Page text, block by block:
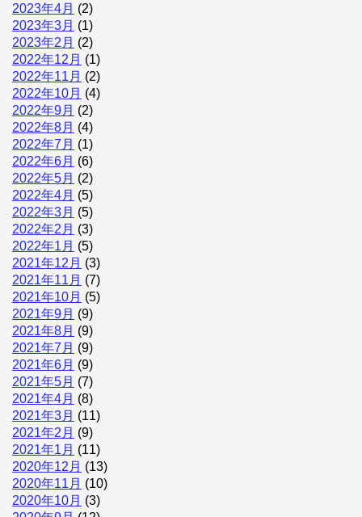
2023年4月 (2)
2023年3月 (1)
2023年2月 (2)
2022年12月 (1)
2022年11月 (2)
2022年10月 (4)
2022年9月 (2)
2022年8月 (4)
2022年7月 (1)
2022年6月 (6)
2022年5月 (2)
2022年4月 (5)
2022年3月 (5)
2022年2月 (3)
2022年1月 (5)
2021年12月 (3)
2021年11月 (7)
2021年10月 (5)
2021年9月 (9)
2021年8月 (9)
2021年7月 (9)
2021年6月 (9)
2021年5月 (7)
2021年4月 (8)
2021年3月 (11)
2021年2月 (9)
2021年1月 (11)
2020年12月 (13)
2020年11月 (10)
2020年10月 (3)